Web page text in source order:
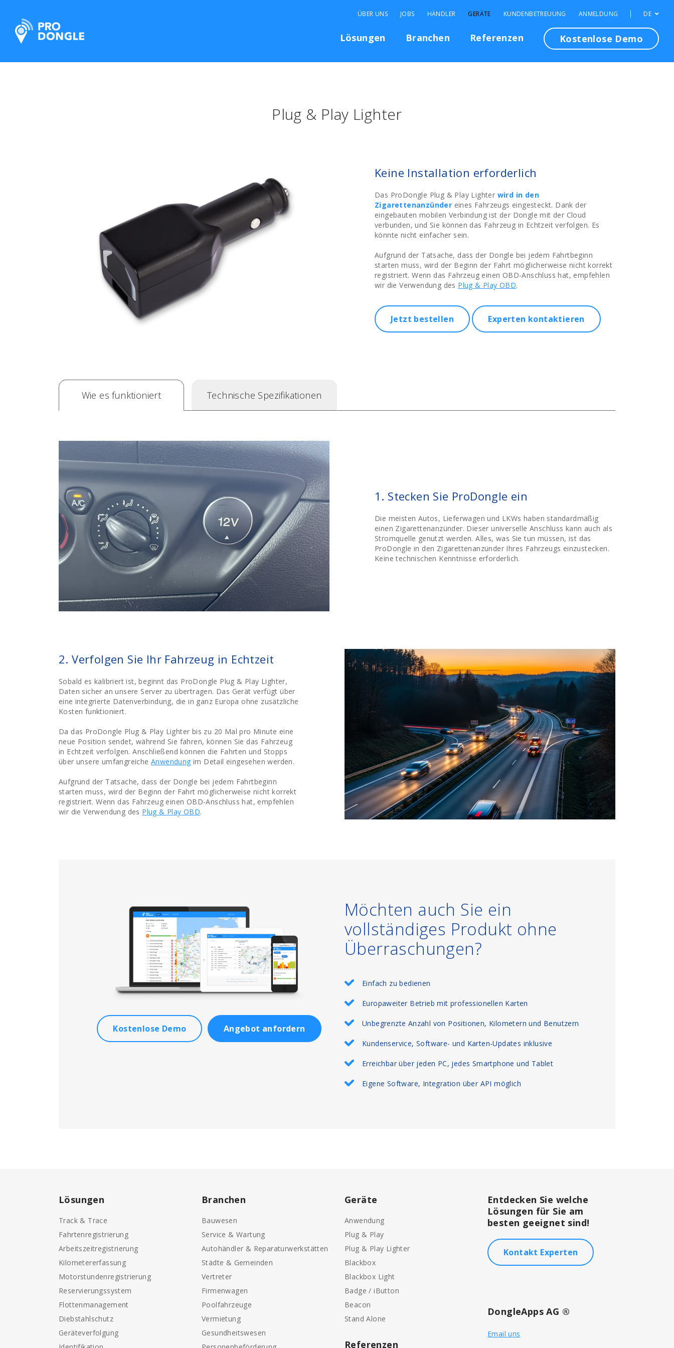
ProDongle Track & Trace
Lösungen Branchen Referenzen Kostenlose Demo
ÜBER UNS JOBS HÄNDLER GERÄTE KUNDENBETREUUNG ANMELDUNG DE
Plug & Play Lighter
Keine Installation erforderlich
Das ProDongle Plug & Play Lighter wird in den
Zigarettenanzünder eines Fahrzeugs eingesteckt. Dank der
eingebauten mobilen Verbindung ist der Dongle mit der Cloud
verbunden, und Sie können das Fahrzeug in Echtzeit verfolgen. Es
könnte nicht einfacher sein.
Aufgrund der Tatsache, dass der Dongle bei jedem Fahrtbeginn
starten muss, wird der Beginn der Fahrt möglicherweise nicht korrekt
registriert. Wenn das Fahrzeug einen OBD-Anschluss hat, empfehlen
wir die Verwendung des Plug & Play OBD.
Jetzt bestellen Experten kontaktieren
Wie es funktioniert Technische Spezifikationen
1. Stecken Sie ProDongle ein
Die meisten Autos, Lieferwagen und LKWs haben standardmäßig
einen Zigarettenanzünder. Dieser universelle Anschluss kann auch als
Stromquelle genutzt werden. Alles, was Sie tun müssen, ist das
ProDongle in den Zigarettenanzünder Ihres Fahrzeugs einzustecken.
Keine technischen Kenntnisse erforderlich.
2. Verfolgen Sie Ihr Fahrzeug in Echtzeit
Sobald es kalibriert ist, beginnt das ProDongle Plug & Play Lighter,
Daten sicher an unsere Server zu übertragen. Das Gerät verfügt über
eine integrierte Datenverbindung, die in ganz Europa ohne zusätzliche
Kosten funktioniert.
Da das ProDongle Plug & Play Lighter bis zu 20 Mal pro Minute eine
neue Position sendet, während Sie fahren, können Sie das Fahrzeug
in Echtzeit verfolgen. Anschließend können die Fahrten und Stopps
über unsere umfangreiche Anwendung im Detail eingesehen werden.
Aufgrund der Tatsache, dass der Dongle bei jedem Fahrtbeginn
starten muss, wird der Beginn der Fahrt möglicherweise nicht korrekt
registriert. Wenn das Fahrzeug einen OBD-Anschluss hat, empfehlen
wir die Verwendung des Plug & Play OBD.
Kostenlose Demo Angebot anfordern
Möchten auch Sie ein
vollständiges Produkt ohne
Überraschungen?
Einfach zu bedienen
Europaweiter Betrieb mit professionellen Karten
Unbegrenzte Anzahl von Positionen, Kilometern und Benutzern
Kundenservice, Software- und Karten-Updates inklusive
Erreichbar über jeden PC, jedes Smartphone und Tablet
Eigene Software, Integration über API möglich
Lösungen
Track & Trace
Fahrtenregistrierung
Arbeitszeitregistrierung
Kilometererfassung
Motorstundenregistrierung
Reservierungssystem
Flottenmanagement
Diebstahlschutz
Geräteverfolgung
Branchen
Bauwesen
Service & Wartung
Autohändler & Reparaturwerkstätten
Städte & Gemeinden
Vertreter
Firmenwagen
Poolfahrzeuge
Vermietung
Gesundheitswesen
Geräte
Anwendung
Plug & Play
Plug & Play Lighter
Blackbox
Blackbox Light
Badge / iButton
Beacon
Stand Alone
Referenzen
Entdecken Sie welche
Lösungen für Sie am
besten geeignet sind!
Kontakt Experten
DongleApps AG ®
Email uns